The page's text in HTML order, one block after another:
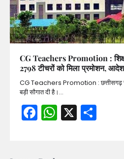
CG Teachers Promotion :
2798 टीचरों को मिला प्रमोशन,
CG Teachers Promotion : छत्तीसगढ़
बड़ी सौगात दी है।…
Facebook
X